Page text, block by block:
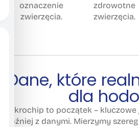
oznaczenie
zwierzęcia.
zdrowotne
zwierzęcia.
Dane, które
dla
Mikrochip to początek –
później z danymi. Mierzymy